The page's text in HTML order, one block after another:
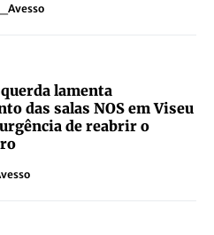
lamenta
das salas NOS em Viseu
de reabrir o